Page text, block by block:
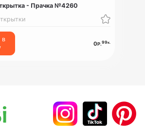
- Прачка №4260
в
0Р.99к.